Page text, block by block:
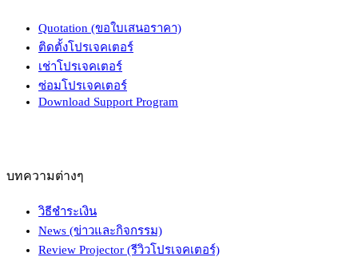
Quotation (ขอใบเสนอราคา)
ติดตั้งโปรเจคเตอร์
เช่าโปรเจคเตอร์
ซ่อมโปรเจคเตอร์
Download Support Program
บทความต่างๆ
วิธีชำระเงิน
News (ข่าวและกิจกรรม)
Review Projector (รีวิวโปรเจคเตอร์)